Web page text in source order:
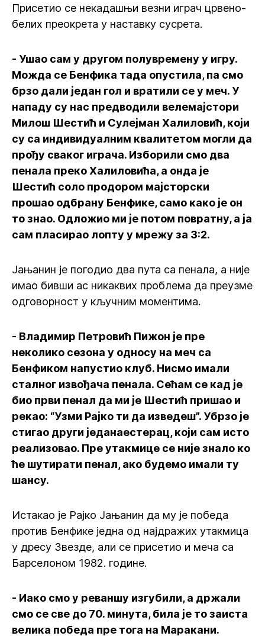
Присетио се некадашњи везни играч црвено-
белих преокрета у наставку сусрета.
- Ушао сам у другом полувремену у игру.
Можда се Бенфика тада опустила, па смо
брзо дали један гол и вратили се у меч. У
нападу су нас предводили велемајстори
Милош Шестић и Сулејман Халиловић, који
су са индивидуалним квалитетом могли да
прођу сваког играча. Изборили смо два
пенала преко Халиловића, а онда је
Шестић соло продором мајсторски
прошао одбрану Бенфике, само како је он
то знао. Одложио ми је потом повратну, а ја
сам пласирао лопту у мрежу за 3:2.
Јањанин је погодио два пута са пенала, а није
имао бивши ас никаквих проблема да преузме
одговорност у кључним моментима.
- Владимир Петровић Пижон је пре
неколико сезона у односу на меч са
Бенфиком напустио клуб. Нисмо имали
сталног извођача пенала. Сећам се кад је
био први пенал да ми је Шестић пришао и
рекао: “Узми Рајко ти да изведеш”. Убрзо је
стигао други једанаестерац, који сам исто
реализовао. Пре утакмице се није знало ко
ће шутирати пенал, ако будемо имали ту
шансу.
Истакао је Рајко Јањанин да му је победа
против Бенфике једна од најдражих утакмица
у дресу Звезде, али се присетио и меча са
Барселоном 1982. године.
- Иако смо у реваншу изгубили, а држали
смо се све до 70. минута, била је то заиста
велика победа пре тога на Маракани.